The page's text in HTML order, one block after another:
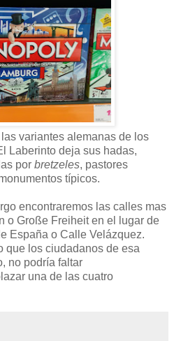
variantes alemanas de los
Laberinto deja sus hadas,
por bretzeles, pastores
típicos.
encontraremos las calles mas
o Große Freiheit en el lugar de
España o Calle Velázquez.
que los ciudadanos de esa
no podría faltar
una de las cuatro